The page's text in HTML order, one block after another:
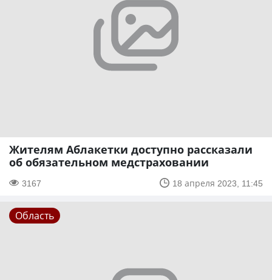
Жителям Аблакетки доступно рассказали
об обязательном медстраховании
3167 18 апреля 2023, 11:45
Область